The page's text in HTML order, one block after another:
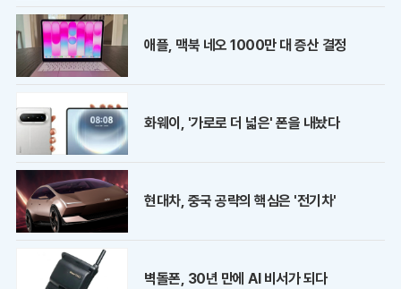
애플, 맥북 네오 1000만 대 증산 결정
화웨이, '가로로 더 넓은' 폰을 내놨다
현대차, 중국 공략의 핵심은 '전기차'
벽돌폰, 30년 만에 AI 비서가 되다